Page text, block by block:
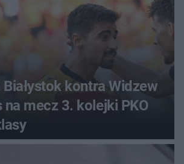
kontra Widzew
na mecz 3. kolejki PKO